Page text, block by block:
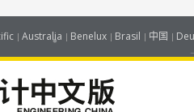
Australia Benelux Brasil 中国